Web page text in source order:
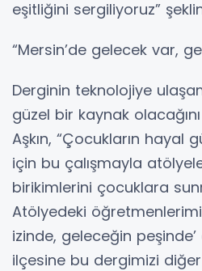
eşitliğini sergiliyoruz”
“Mersin’de gelecek var,
Derginin teknolojiye
güzel bir kaynak
Aşkın, “Çocukların hayal
için bu çalışmayla
birikimlerini çocuklara
Atölyedeki
izinde, geleceğin
ilçesine bu dergimizi